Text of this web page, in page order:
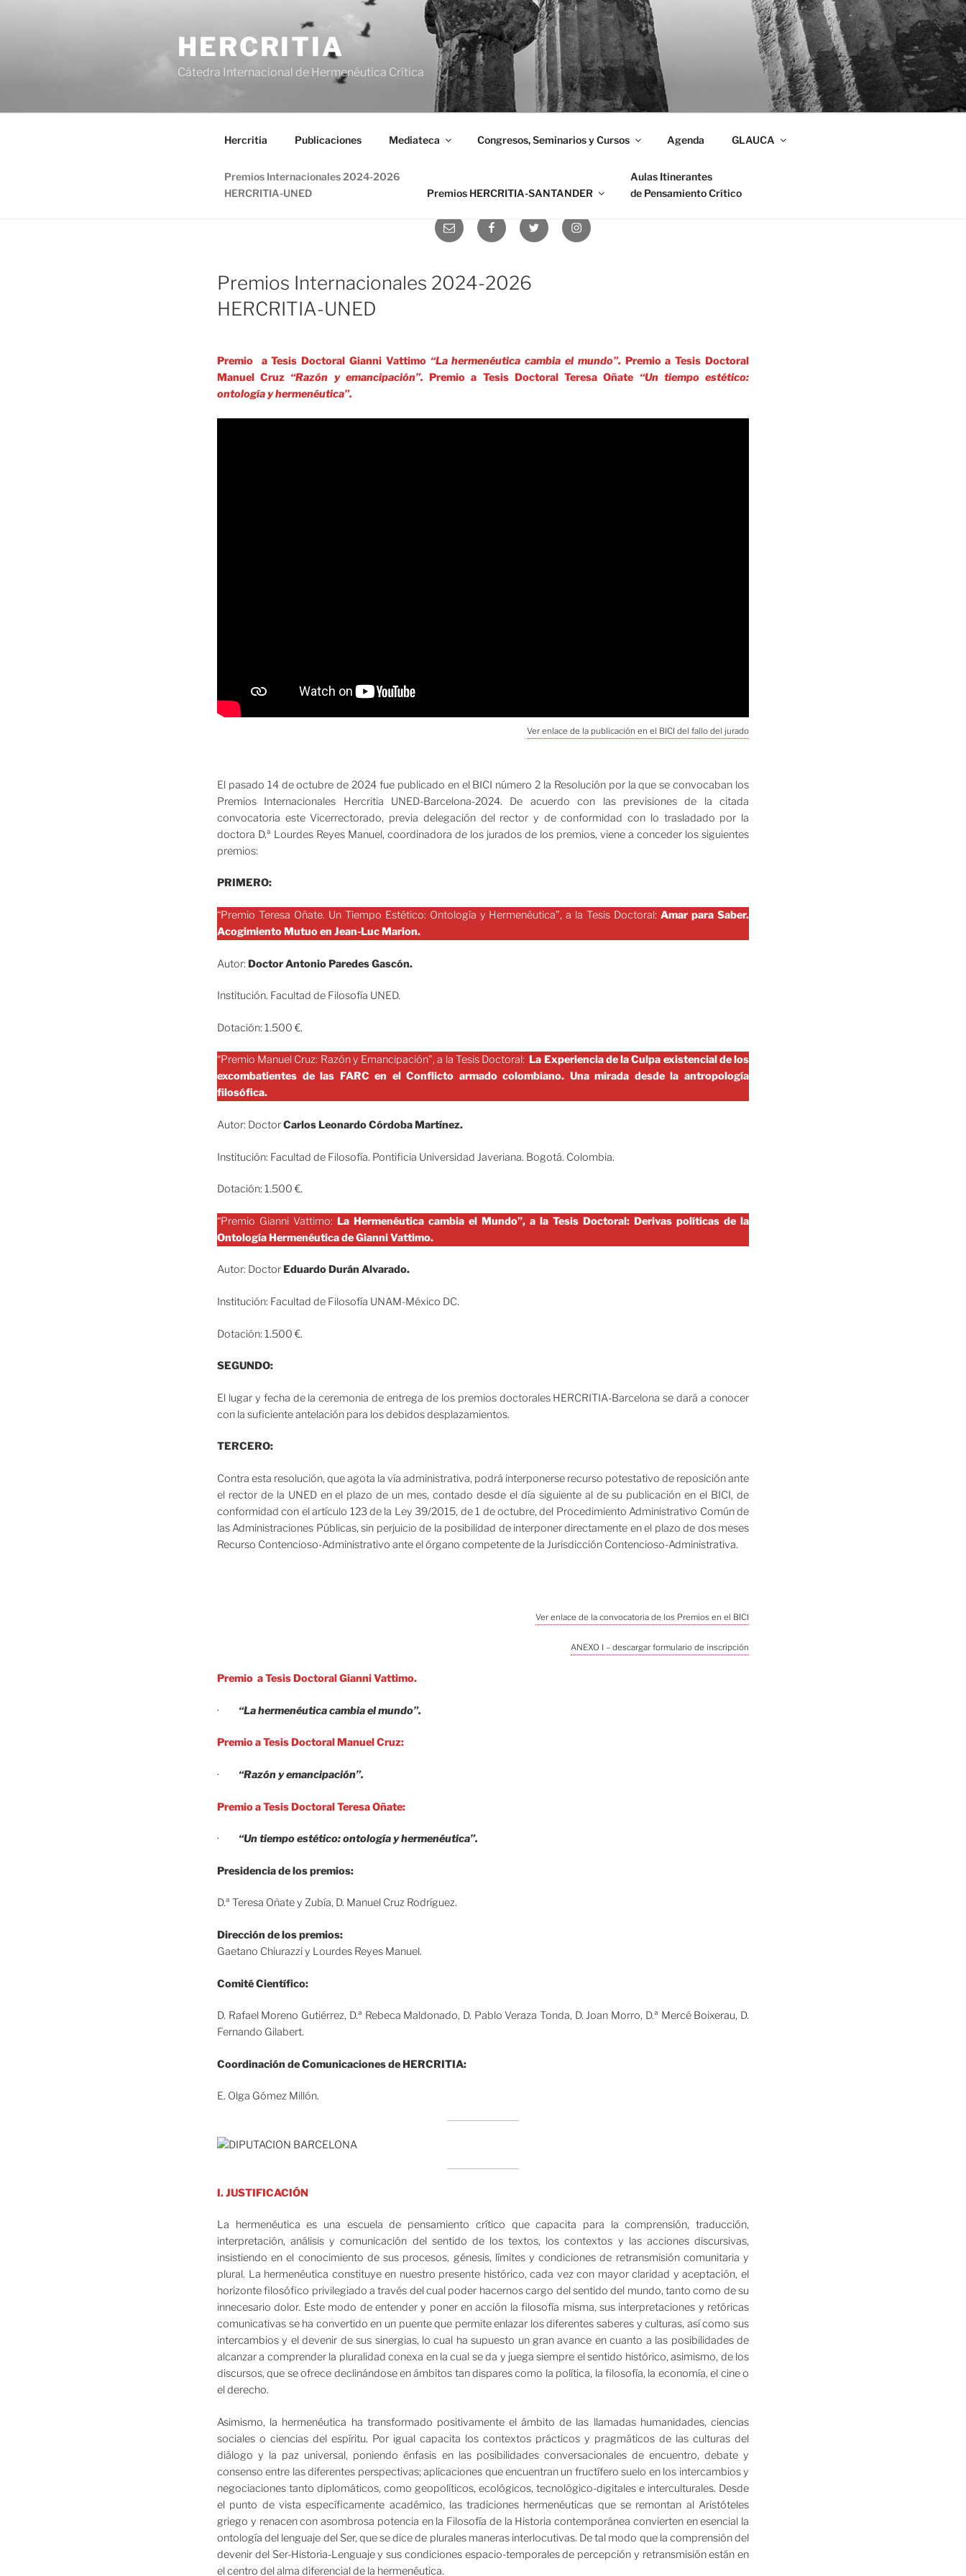
HERCRITIA
Cátedra Internacional de Hermenéutica Crítica
Hercritia Publicaciones Mediateca Congresos, Seminarios y Cursos Agenda GLAUCA
Premios Internacionales 2024-2026
HERCRITIA-UNED
Premios HERCRITIA-SANTANDER
Aulas Itinerantes
de Pensamiento Crítico
Premios Internacionales 2024-2026
HERCRITIA-UNED
Premio a Tesis Doctoral Gianni Vattimo “La hermenéutica cambia el mundo”. Premio a Tesis Doctoral
Manuel Cruz “Razón y emancipación”. Premio a Tesis Doctoral Teresa Oñate “Un tiempo estético:
ontología y hermenéutica”.
Ver enlace de la publicación en el BICI del fallo del jurado
El pasado 14 de octubre de 2024 fue publicado en el BICI número 2 la Resolución por la que se convocaban los
Premios Internacionales Hercritia UNED-Barcelona-2024. De acuerdo con las previsiones de la citada
convocatoria este Vicerrectorado, previa delegación del rector y de conformidad con lo trasladado por la
doctora D.ª Lourdes Reyes Manuel, coordinadora de los jurados de los premios, viene a conceder los siguientes
premios:
PRIMERO:
“Premio Teresa Oñate. Un Tiempo Estético: Ontología y Hermenéutica”, a la Tesis Doctoral:Amar para Saber.
Acogimiento Mutuo en Jean-Luc Marion.
Autor: Doctor Antonio Paredes Gascón.
Institución. Facultad de Filosofía UNED.
Dotación: 1.500 €.
“Premio Manuel Cruz: Razón y Emancipación”, a la Tesis Doctoral: La Experiencia de la Culpa existencial de los
excombatientes de las FARC en el Conflicto armado colombiano. Una mirada desde la antropología
filosófica.
Autor: DoctorCarlos Leonardo Córdoba Martínez.
Institución: Facultad de Filosofía. Pontificia Universidad Javeriana. Bogotá. Colombia.
Dotación: 1.500 €.
“Premio Gianni Vattimo: La Hermenéutica cambia el Mundo”, a la Tesis Doctoral: Derivas políticas de la
Ontología Hermenéutica de Gianni Vattimo.
Autor: Doctor Eduardo Durán Alvarado.
Institución: Facultad de Filosofía UNAM-México DC.
Dotación: 1.500 €.
SEGUNDO:
El lugar y fecha de la ceremonia de entrega de los premios doctorales HERCRITIA-Barcelona se dará a conocer
con la suficiente antelación para los debidos desplazamientos.
TERCERO:
Contra esta resolución, que agota la vía administrativa, podrá interponerse recurso potestativo de reposición ante
el rector de la UNED en el plazo de un mes, contado desde el día siguiente al de su publicación en el BICI, de
conformidad con el artículo 123 de la Ley 39/2015, de 1 de octubre, del Procedimiento Administrativo Común de
las Administraciones Públicas, sin perjuicio de la posibilidad de interponer directamente en el plazo de dos meses
Recurso Contencioso-Administrativo ante el órgano competente de la Jurisdicción Contencioso-Administrativa.
Ver enlace de la convocatoria de los Premios en el BICI
ANEXO I – descargar formulario de inscripción
Premio a Tesis Doctoral Gianni Vattimo.
· “La hermenéutica cambia el mundo”.
Premio a Tesis Doctoral Manuel Cruz:
· “Razón y emancipación”.
Premio a Tesis Doctoral Teresa Oñate:
· “Un tiempo estético: ontología y hermenéutica”.
Presidencia de los premios:
D.ª Teresa Oñate y Zubía, D. Manuel Cruz Rodríguez.
Dirección de los premios:
Gaetano Chiurazzi y Lourdes Reyes Manuel.
Comité Científico:
D. Rafael Moreno Gutiérrez, D.ª Rebeca Maldonado, D. Pablo Veraza Tonda, D. Joan Morro, D.ª Mercé Boixerau, D.
Fernando Gilabert.
Coordinación de Comunicaciones de HERCRITIA:
E. Olga Gómez Millón.
I. JUSTIFICACIÓN
La hermenéutica es una escuela de pensamiento crítico que capacita para la comprensión, traducción,
interpretación, análisis y comunicación del sentido de los textos, los contextos y las acciones discursivas,
insistiendo en el conocimiento de sus procesos, génesis, límites y condiciones de retransmisión comunitaria y
plural. La hermenéutica constituye en nuestro presente histórico, cada vez con mayor claridad y aceptación, el
horizonte filosófico privilegiado a través del cual poder hacernos cargo del sentido del mundo, tanto como de su
innecesario dolor. Este modo de entender y poner en acción la filosofía misma, sus interpretaciones y retóricas
comunicativas se ha convertido en un puente que permite enlazar los diferentes saberes y culturas, así como sus
intercambios y el devenir de sus sinergias, lo cual ha supuesto un gran avance en cuanto a las posibilidades de
alcanzar a comprender la pluralidad conexa en la cual se da y juega siempre el sentido histórico, asimismo, de los
discursos, que se ofrece declinándose en ámbitos tan dispares como la política, la filosofía, la economía, el cine o
el derecho.
Asimismo, la hermenéutica ha transformado positivamente el ámbito de las llamadas humanidades, ciencias
sociales o ciencias del espíritu. Por igual capacita los contextos prácticos y pragmáticos de las culturas del
diálogo y la paz universal, poniendo énfasis en las posibilidades conversacionales de encuentro, debate y
consenso entre las diferentes perspectivas; aplicaciones que encuentran un fructífero suelo en los intercambios y
negociaciones tanto diplomáticos, como geopolíticos, ecológicos, tecnológico-digitales e interculturales. Desde
el punto de vista específicamente académico, las tradiciones hermenéuticas que se remontan al Aristóteles
griego y renacen con asombrosa potencia en la Filosofía de la Historia contemporánea convierten en esencial la
ontología del lenguaje del Ser, que se dice de plurales maneras interlocutivas. De tal modo que la comprensión del
devenir del Ser-Historia-Lenguaje y sus condiciones espacio-temporales de percepción y retransmisión están en
el centro del alma diferencial de la hermenéutica.
Correo
electrónico
FacebookTwitter Instagram